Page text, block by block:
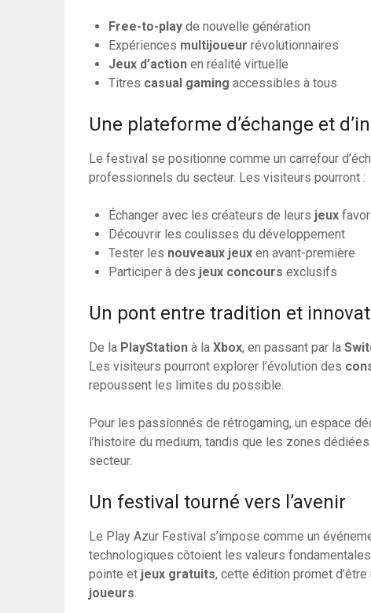
Free-to-play de nouvelle génération
Expériences multijoueur révolutionnaires
Jeux d’action en réalité virtuelle
Titres casual gaming accessibles à tous
Une plateforme d’échange et
Le festival se positionne comme un carrefour
professionnels du secteur. Les visiteurs pourront :
Échanger avec les créateurs de leurs jeux
Découvrir les coulisses du développement
Tester les nouveaux jeux en avant-première
Participer à des jeux concours exclusifs
Un pont entre tradition et
De la PlayStation à laXbox, en passant par la
Les visiteurs pourront explorer l’évolution des
repoussent les limites du possible.
Pour les passionnés de rétrogaming, un espace
l’histoire du medium, tandis que les zones
secteur.
Un festival tourné vers l’avenir
Le Play Azur Festival s’impose comme un
technologiques côtoient les valeurs
pointe et jeux gratuits, cette édition promet
joueurs.